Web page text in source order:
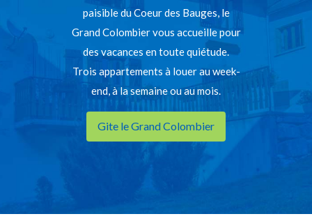
paisible du Coeur des Bauges, le
Grand Colombier vous accueille pour
des vacances en toute quiétude.
Trois appartements à louer au week-
end, à la semaine ou au mois.
Gite le Grand Colombier